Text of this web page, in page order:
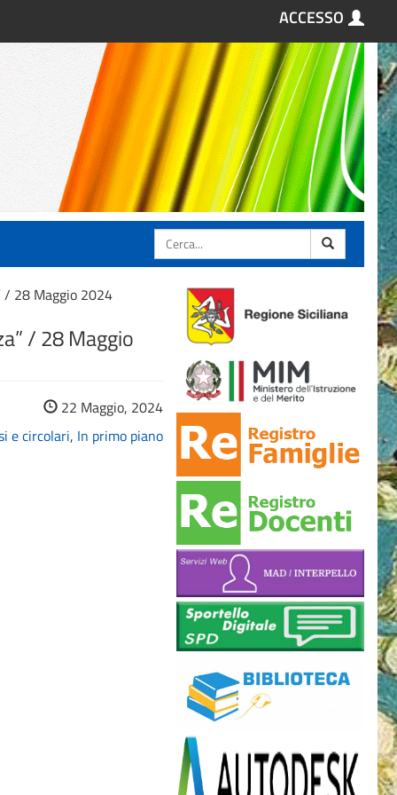
ACCESSO
Cerca
/ 28 Maggio 2024
/ 28 Maggio
22 Maggio, 2024
e circolari, In primo piano